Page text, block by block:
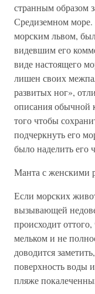
странным образом
Средиземном море.
морским львом,
видевшим его
виде настоящего
лишен своих
развитых ног»,
описания обычной
того чтобы
подчеркнуть его
было наделить его
Манта с женскими
Если морских
вызывающей
происходит
мельком и не
доводится
поверхность воды
пляже